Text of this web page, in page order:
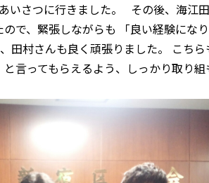
さつに行きました。 その後、海江
で、緊張しながらも 「良い経験にな
村さんも良く頑張りました。 こち
言ってもらえるよう、しっかり取り